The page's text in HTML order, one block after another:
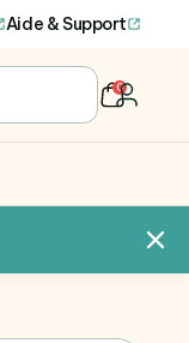
Aide & Support
0
user